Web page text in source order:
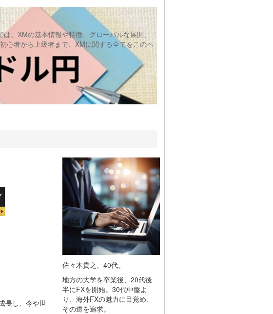
、XMの基本情報や特徴、グローバルな展開、
心者から上級者まで、XMに関する全てをこのペ
長し、今や世
佐々木貴之、40代。
地方の大学を卒業後、20代後
半にFXを開始。30代中盤よ
り、海外FXの魅力に目覚め、
その道を追求。